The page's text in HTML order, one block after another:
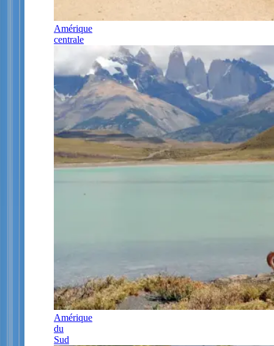
Amérique
centrale
Amérique
du
Sud